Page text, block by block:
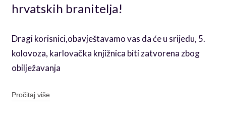
hrvatskih branitelja!
Dragi korisnici,obavještavamo vas da će u srijedu, 5.
kolovoza, karlovačka knjižnica biti zatvorena zbog
obilježavanja
Pročitaj više